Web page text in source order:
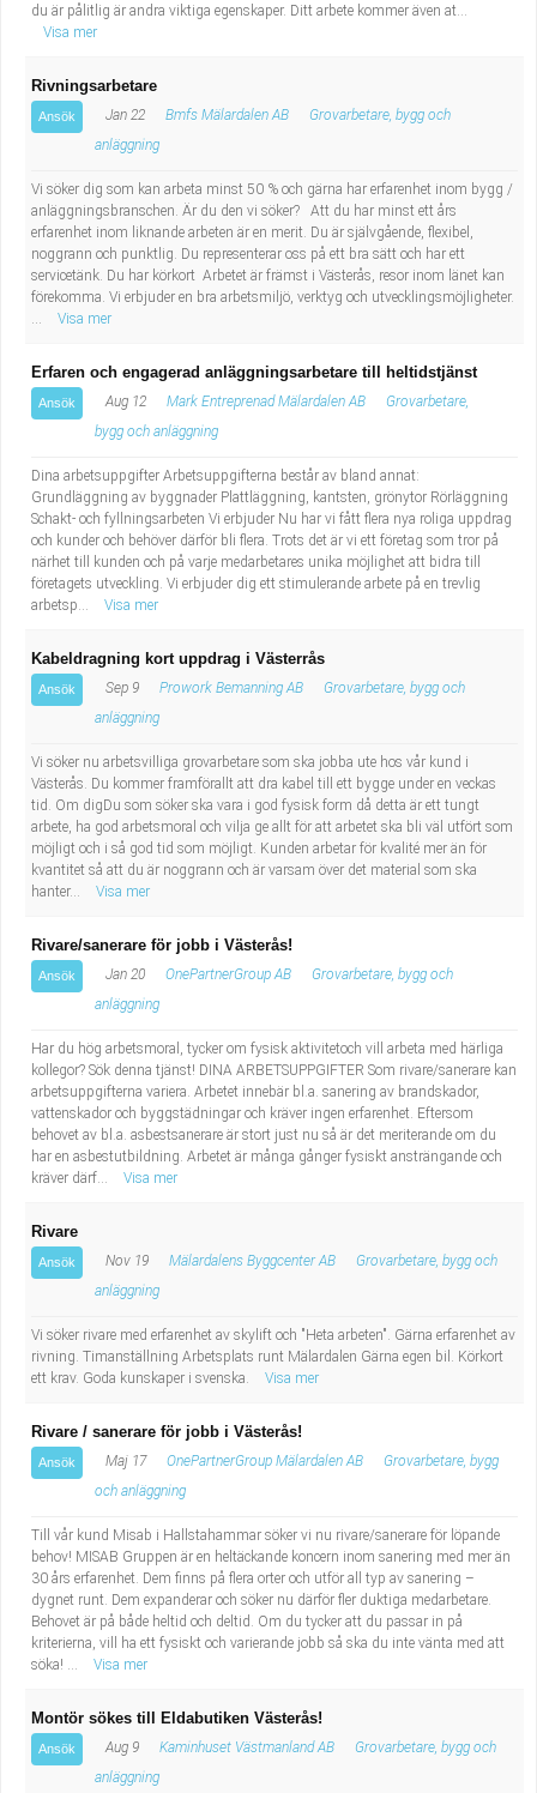
du är pålitlig är andra viktiga egenskaper. Ditt arbete kommer även at...
Visa mer
Rivningsarbetare
Ansök Jan 22 Bmfs Mälardalen AB
Grovarbetare, bygg och
anläggning
Vi söker dig som kan arbeta minst 50 % och gärna har erfarenhet inom bygg /
anläggningsbranschen. Är du den vi söker? Att du har minst ett års
erfarenhet inom liknande arbeten är en merit. Du är självgående, flexibel,
noggrann och punktlig. Du representerar oss på ett bra sätt och har ett
servicetänk. Du har körkort Arbetet är främst i Västerås, resor inom länet kan
förekomma. Vi erbjuder en bra arbetsmiljö, verktyg och utvecklingsmöjligheter.
...
Visa mer
Erfaren och engagerad anläggningsarbetare till heltidstjänst
Ansök Aug 12 Mark Entreprenad Mälardalen AB
Grovarbetare,
bygg och anläggning
Dina arbetsuppgifter Arbetsuppgifterna består av bland annat:
Grundläggning av byggnader Plattläggning, kantsten, grönytor Rörläggning
Schakt- och fyllningsarbeten Vi erbjuder Nu har vi fått flera nya roliga uppdrag
och kunder och behöver därför bli flera. Trots det är vi ett företag som tror på
närhet till kunden och på varje medarbetares unika möjlighet att bidra till
företagets utveckling. Vi erbjuder dig ett stimulerande arbete på en trevlig
arbetsp...
Visa mer
Kabeldragning kort uppdrag i Västerrås
Ansök Sep 9 Prowork Bemanning AB
Grovarbetare, bygg och
anläggning
Vi söker nu arbetsvilliga grovarbetare som ska jobba ute hos vår kund i
Västerås. Du kommer framförallt att dra kabel till ett bygge under en veckas
tid. Om digDu som söker ska vara i god fysisk form då detta är ett tungt
arbete, ha god arbetsmoral och vilja ge allt för att arbetet ska bli väl utfört som
möjligt och i så god tid som möjligt. Kunden arbetar för kvalité mer än för
kvantitet så att du är noggrann och är varsam över det material som ska
hanter...
Visa mer
Rivare/sanerare för jobb i Västerås!
Ansök Jan 20 OnePartnerGroup AB
Grovarbetare, bygg och
anläggning
Har du hög arbetsmoral, tycker om fysisk aktivitetoch vill arbeta med härliga
kollegor? Sök denna tjänst! DINA ARBETSUPPGIFTER Som rivare/sanerare kan
arbetsuppgifterna variera. Arbetet innebär bl.a. sanering av brandskador,
vattenskador och byggstädningar och kräver ingen erfarenhet. Eftersom
behovet av bl.a. asbestsanerare är stort just nu så är det meriterande om du
har en asbestutbildning. Arbetet är många gånger fysiskt ansträngande och
kräver därf...
Visa mer
Rivare
Ansök Nov 19 Mälardalens Byggcenter AB
Grovarbetare, bygg och
anläggning
Vi söker rivare med erfarenhet av skylift och "Heta arbeten". Gärna erfarenhet av
rivning. Timanställning Arbetsplats runt Mälardalen Gärna egen bil. Körkort
ett krav. Goda kunskaper i svenska.
Visa mer
Rivare / sanerare för jobb i Västerås!
Ansök Maj 17 OnePartnerGroup Mälardalen AB
Grovarbetare, bygg
och anläggning
Till vår kund Misab i Hallstahammar söker vi nu rivare/sanerare för löpande
behov! MISAB Gruppen är en heltäckande koncern inom sanering med mer än
30 års erfarenhet. Dem finns på flera orter och utför all typ av sanering –
dygnet runt. Dem expanderar och söker nu därför fler duktiga medarbetare.
Behovet är på både heltid och deltid. Om du tycker att du passar in på
kriterierna, vill ha ett fysiskt och varierande jobb så ska du inte vänta med att
söka! ...
Visa mer
Montör sökes till Eldabutiken Västerås!
Ansök Aug 9 Kaminhuset Västmanland AB
Grovarbetare, bygg och
anläggning